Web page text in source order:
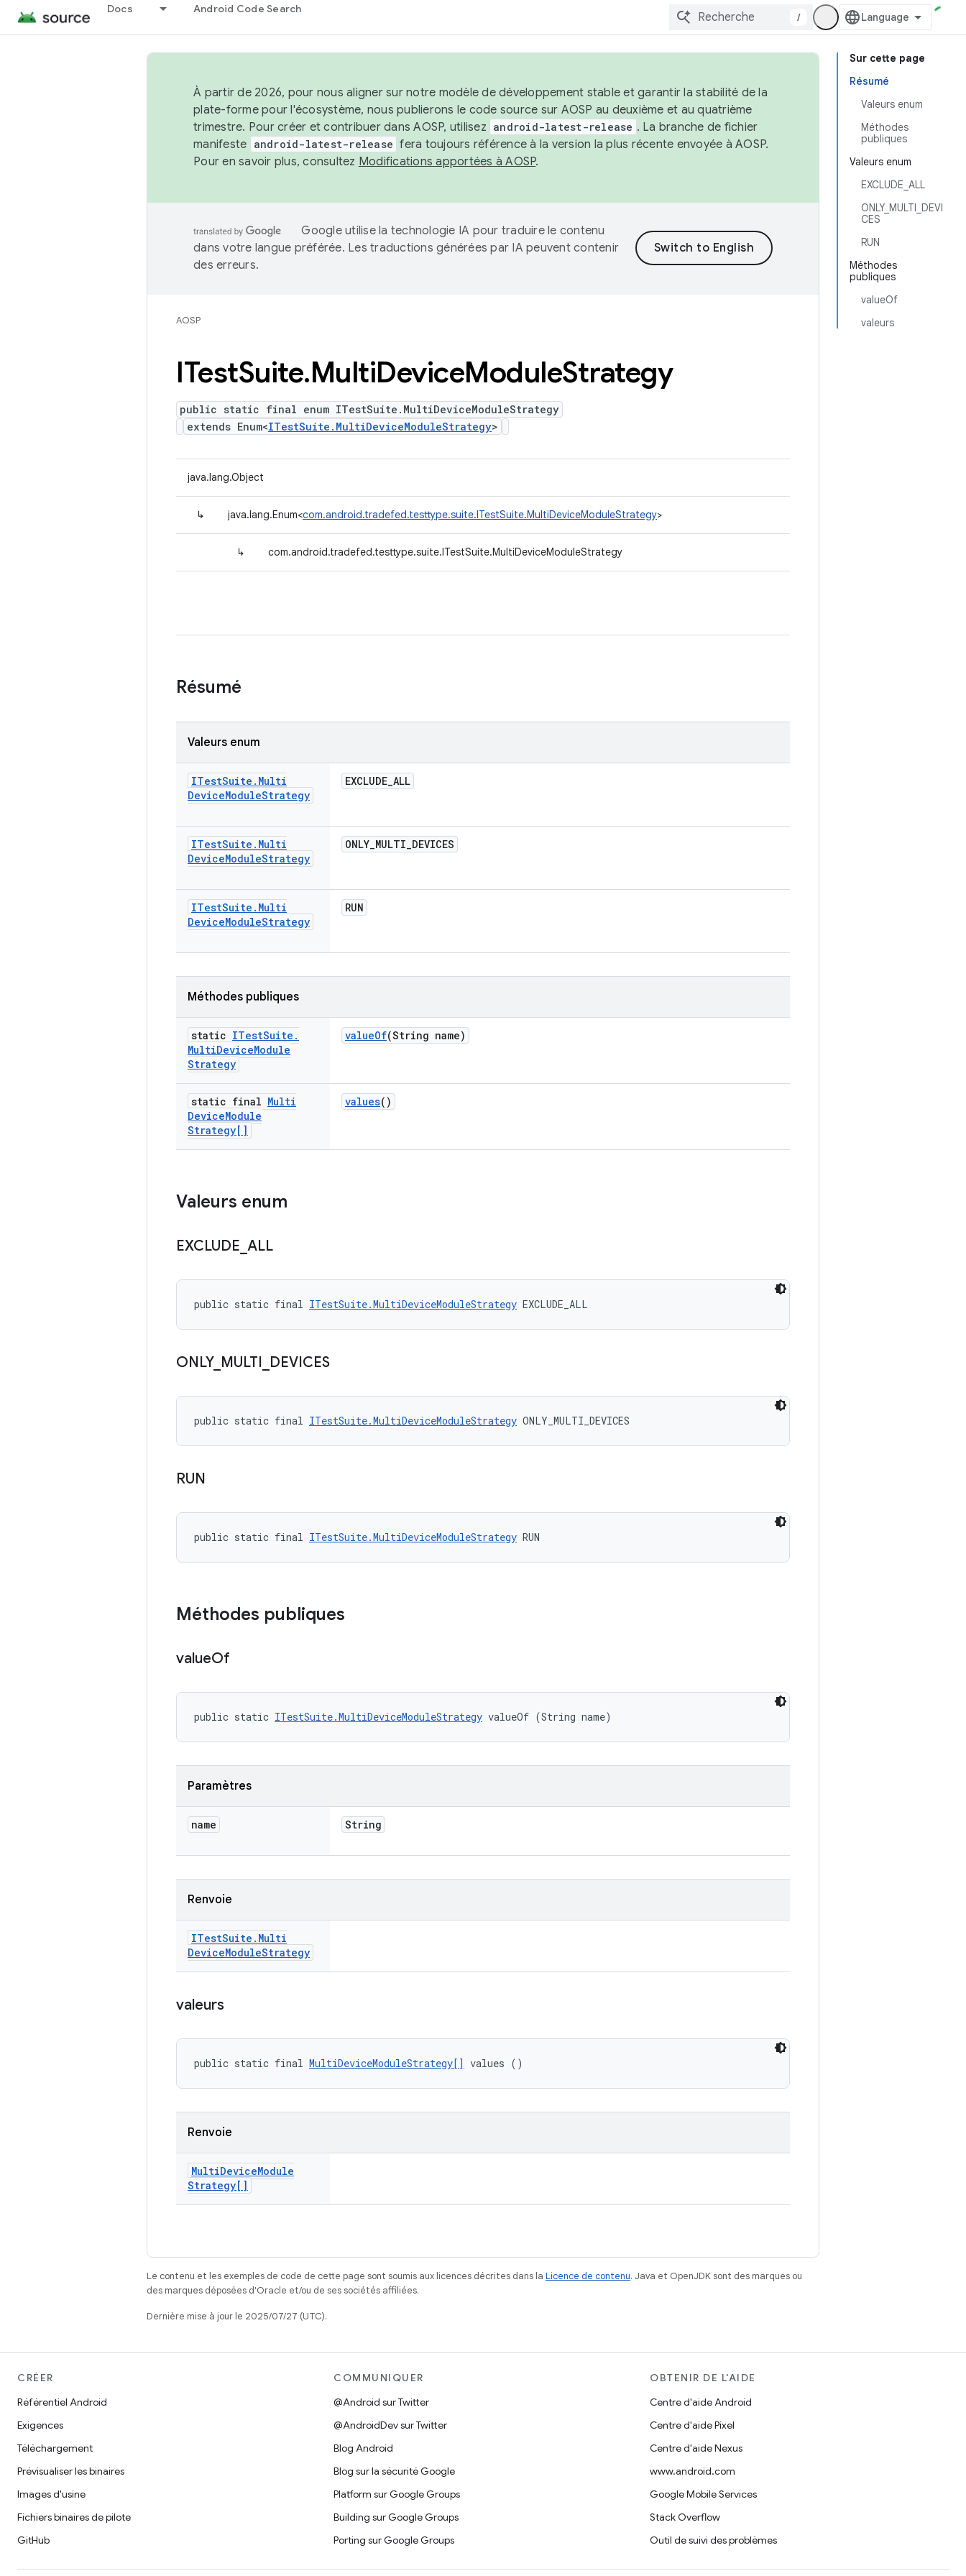
Docs Android Code Search
/
Sur cette page
Résumé
Valeurs enum
Méthodes
publiques
Valeurs enum
EXCLUDE_ALL
ONLY_MULTI_DEVI
CES
RUN
Méthodes
publiques
valueOf
valeurs
À partir de 2026, pour nous aligner sur notre modèle de développement stable et garantir la stabilité de la
plate-forme pour l'écosystème, nous publierons le code source sur AOSP au deuxième et au quatrième
trimestre. Pour créer et contribuer dans AOSP, utilisez android-latest-release . La branche de fichier
manifeste android-latest-release fera toujours référence à la version la plus récente envoyée à AOSP.
Pour en savoir plus, consultez Modifications apportées à AOSP.
Google utilise la technologie IA pour traduire le contenu
dans votre langue préférée. Les traductions générées par IA peuvent contenir
des erreurs.
AOSP
ITestSuite.MultiDeviceModuleStrategy
public static final enum ITestSuite.MultiDeviceModuleStrategy
extends Enum<ITestSuite.MultiDeviceModuleStrategy>
java.lang.Object
↳ java.lang.Enum<com.android.tradefed.testtype.suite.ITestSuite.MultiDeviceModuleStrategy>
↳ com.android.tradefed.testtype.suite.ITestSuite.MultiDeviceModuleStrategy
Résumé
Valeurs enum
ITestSuite . Multi
DeviceModuleStrategy
EXCLUDE_ALL
ITestSuite . Multi
DeviceModuleStrategy
ONLY_MULTI_DEVICES
ITestSuite . Multi
DeviceModuleStrategy
RUN
Méthodes publiques
static ITestSuite .
MultiDeviceModule
Strategy
valueOf(String name)
static final Multi
DeviceModule
Strategy[]
values()
Valeurs enum
EXCLUDE ALL
public static final ITestSuite.MultiDeviceModuleStrategy EXCLUDE_ALL
ONLY_ MULTI DEVICES
public static final ITestSuite.MultiDeviceModuleStrategy ONLY_MULTI_DEVICES
RUN
public static final ITestSuite.MultiDeviceModuleStrategy RUN
Méthodes publiques
valueOf
public static ITestSuite.MultiDeviceModuleStrategy valueOf (String name)
Paramètres
name String
Renvoie
ITestSuite . Multi
DeviceModuleStrategy
valeurs
public static final MultiDeviceModuleStrategy[] values ()
Renvoie
MultiDeviceModule
Strategy[]
Le contenu et les exemples de code de cette page sont soumis aux licences décrites dans la Licence de contenu. Java et OpenJDK sont des marques ou
des marques déposées d'Oracle et/ou de ses sociétés affiliées.
Dernière mise à jour le 2025/07/27 (UTC).
CRÉER
Référentiel Android
Exigences
Téléchargement
Prévisualiser les binaires
Images d'usine
Fichiers binaires de pilote
GitHub
COMMUNIQUER
@Android sur Twitter
@AndroidDev sur Twitter
Blog Android
Blog sur la sécurité Google
Platform sur Google Groups
Building sur Google Groups
Porting sur Google Groups
OBTENIR DE L'AIDE
Centre d'aide Android
Centre d'aide Pixel
Centre d'aide Nexus
www.android.com
Google Mobile Services
Stack Overflow
Outil de suivi des problèmes